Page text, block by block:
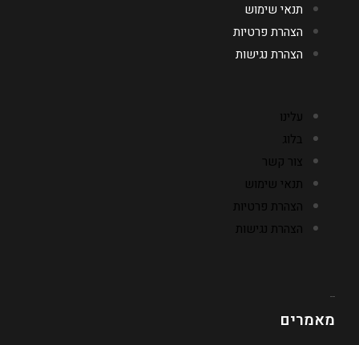
תנאי שימוש
הצהרת פרטיות
הצהרת נגישות
עלינו
בלוג
צור קשר
תנאי שימוש
הצהרת פרטיות
הצהרת נגישות
מאמרים